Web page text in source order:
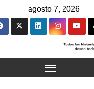
agosto 7, 2026